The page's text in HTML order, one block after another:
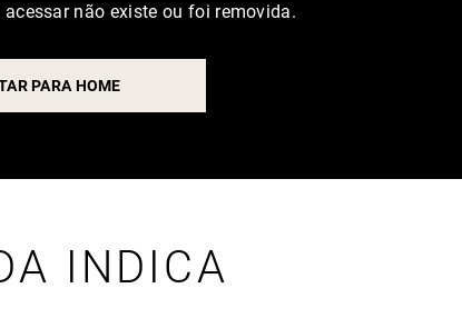
não existe ou foi removida.
PARA HOME
INDICA